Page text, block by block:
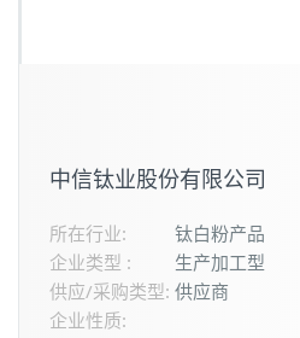
中信钛业股份有限公司
所在行业:
钛白粉产品
企业类型 :
生产加工型
供应/采购类型: 供应商
企业性质: